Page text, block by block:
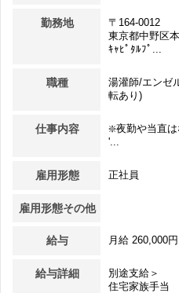
勤務地
〒164-0012
東京都中野区
ｷｬﾋﾟﾀﾙﾌﾟ...
職種
湯灌師/エンゼ
転あり)
仕事内容
❇️夜勤や当直は
'...
雇用形態 正社員
雇用形態その他
給与 月給 260,000
給与詳細
別途支給＞
住宅家族手当